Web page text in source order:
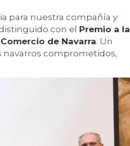
para nuestra compañía y
con el Premio a la
de Navarra. Un
navarros comprometidos,